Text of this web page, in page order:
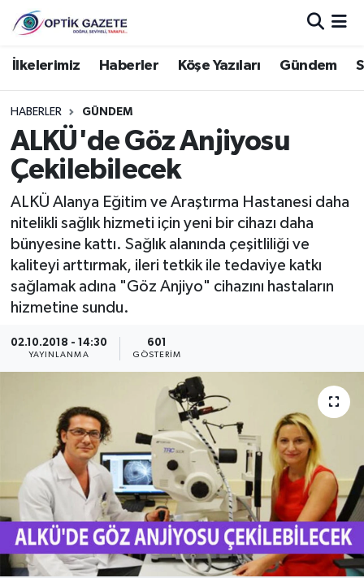
İlkelerimiz Haberler Köşe Yazıları Gündem
HABERLER GÜNDEM
ALKÜ'de Göz Anjiyosu
Çekilebilecek
ALKÜ Alanya Eğitim ve Araştırma Hastanesi daha
nitelikli sağlık hizmeti için yeni bir cihazı daha
bünyesine kattı. Sağlık alanında çeşitliliği ve
kaliteyi arttırmak, ileri tetkik ile tedaviye katkı
sağlamak adına "Göz Anjiyo" cihazını hastaların
hizmetine sundu.
02.10.2018 - 14:30
YAYINLANMA
601
GÖSTERIM
Nöbetçi Eczaneler
Hava Durumu
İstanbul Namaz Vakitleri
Süper Lig Puan Durumu ve Fikstür
Tüm Manşetler
Son Dakika Haberleri
Haber Arşivi